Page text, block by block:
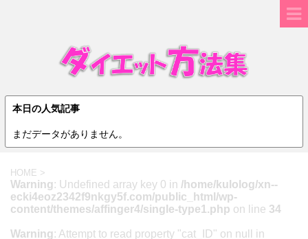
本日の人気記事
まだデータがありません。
HOME >
Warning: Undefined array key 0 in /home/kulolog/xn--
ecki4eoz2342f9nkgy5f.com/public_html/wp-
content/themes/affinger4/single-type1.php on line 34
Warning: Attempt to read property "cat_ID" on null in